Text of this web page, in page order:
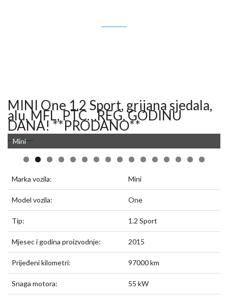
MINI One 1.2 Sport, grijana sjedala,
alu, MFL, PTC…REG. GODINU
DANA! **PRODANO**
Mini
Marka vozila: Mini
Model vozila: One
Tip: 1.2 Sport
Mjesec i godina proizvodnje: 2015
Prijeđeni kilometri: 97000 km
Snaga motora: 55 kW